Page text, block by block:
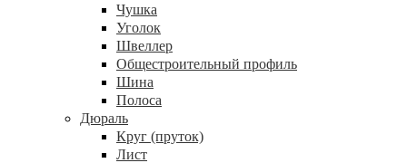
Чушка
Уголок
Швеллер
Общестроительный профиль
Шина
Полоса
Дюраль
Круг (пруток)
Лист